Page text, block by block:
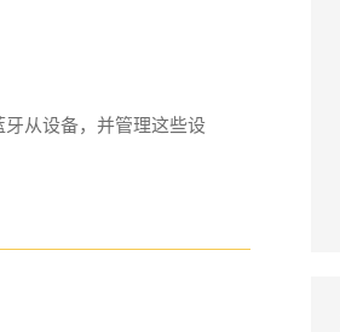
从设备，并管理这些设